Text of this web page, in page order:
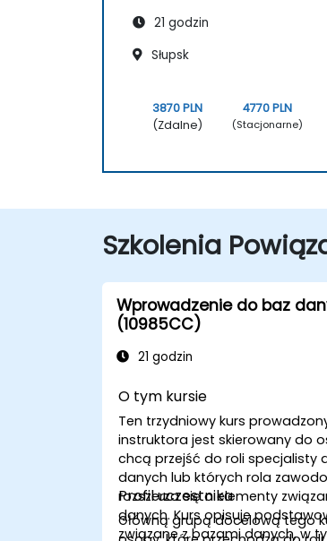
21 godzin
Słupsk
3870 PLN
(Zdalne)
4770 PLN
(Stacjonarne)
Szkolenia
Wprowadzenie do baz
(10985CC)
21 godzin
O tym kursie
Ten trzydniowy kurs
instruktora jest skierowany do
chcą przejść do roli specjalisty
danych lub których rola
rozszerza się o elementy
danych. Kurs opisuje
związane z bazami danych, w
Profil uczestnika
Główną grupą docelową tego